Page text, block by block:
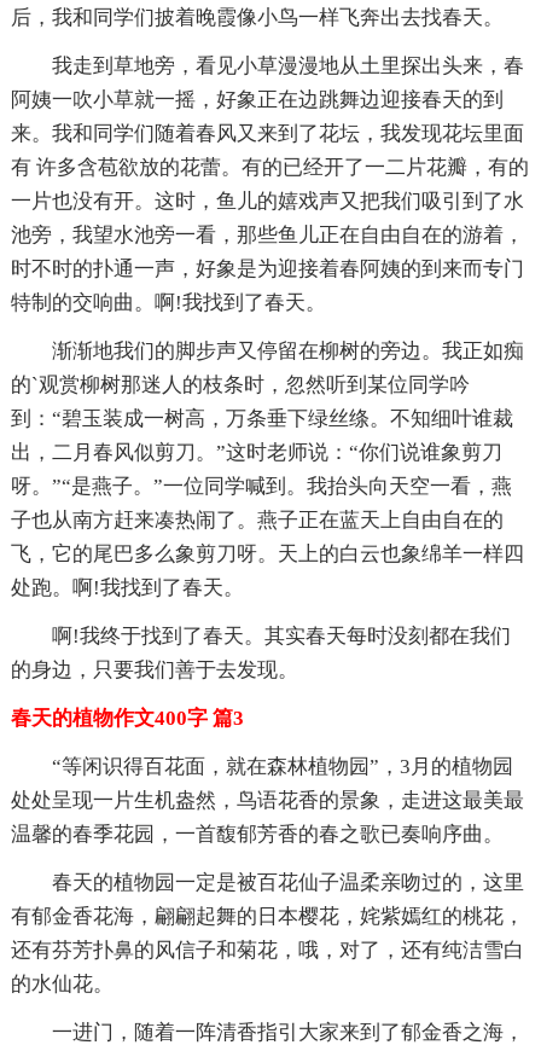
后，我和同学们披着晚霞像小鸟一样飞奔出去找春天。
我走到草地旁，看见小草漫漫地从土里探出头来，春
阿姨一吹小草就一摇，好象正在边跳舞边迎接春天的到
来。我和同学们随着春风又来到了花坛，我发现花坛里面
有 许多含苞欲放的花蕾。有的已经开了一二片花瓣，有的
一片也没有开。这时，鱼儿的嬉戏声又把我们吸引到了水
池旁，我望水池旁一看，那些鱼儿正在自由自在的游着，
时不时的扑通一声，好象是为迎接着春阿姨的到来而专门
特制的交响曲。啊!我找到了春天。
渐渐地我们的脚步声又停留在柳树的旁边。我正如痴
的`观赏柳树那迷人的枝条时，忽然听到某位同学吟
到：“碧玉装成一树高，万条垂下绿丝绦。不知细叶谁裁
出，二月春风似剪刀。”这时老师说：“你们说谁象剪刀
呀。”“是燕子。”一位同学喊到。我抬头向天空一看，燕
子也从南方赶来凑热闹了。燕子正在蓝天上自由自在的
飞，它的尾巴多么象剪刀呀。天上的白云也象绵羊一样四
处跑。啊!我找到了春天。
啊!我终于找到了春天。其实春天每时没刻都在我们
的身边，只要我们善于去发现。
春天的植物作文400字 篇3
“等闲识得百花面，就在森林植物园”，3月的植物园
处处呈现一片生机盎然，鸟语花香的景象，走进这最美最
温馨的春季花园，一首馥郁芳香的春之歌已奏响序曲。
春天的植物园一定是被百花仙子温柔亲吻过的，这里
有郁金香花海，翩翩起舞的日本樱花，姹紫嫣红的桃花，
还有芬芳扑鼻的风信子和菊花，哦，对了，还有纯洁雪白
的水仙花。
一进门，随着一阵清香指引大家来到了郁金香之海，